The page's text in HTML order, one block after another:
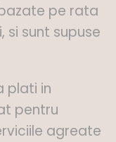
pe rata
si sunt supuse
plati in
pentru
agreate